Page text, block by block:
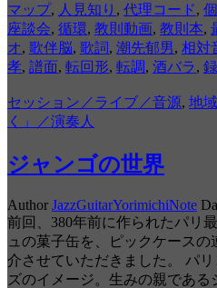
マップ, 人見知り , 代理コード,
座談会, 循環, 教則動画, 教則本,
オ, 歌伴脳, 歌詞, 潮先郁男, 相対
孝, 譜面, 転回形, 転調, 酒バラ,
セッション／ライブ／音源, 地
く」／演奏人
ジャンゴの世界
Author JazzGuitarYorimichiNote
前回、380年前に作られたパリ
ュの菓子缶を、ピックケース
介させていただきました。 パ
ズのイメージ。生みの親であ